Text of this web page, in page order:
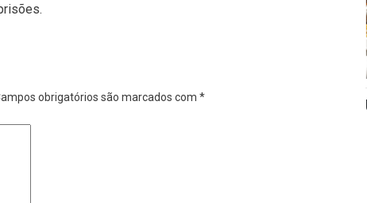
obrigatórios são marcados com *